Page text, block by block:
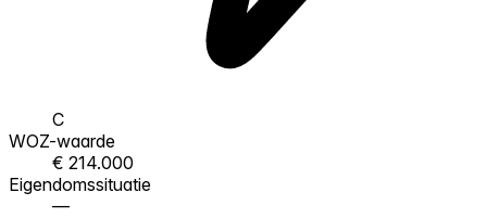
C
WOZ-waarde
€ 214.000
Eigendomssituatie
—